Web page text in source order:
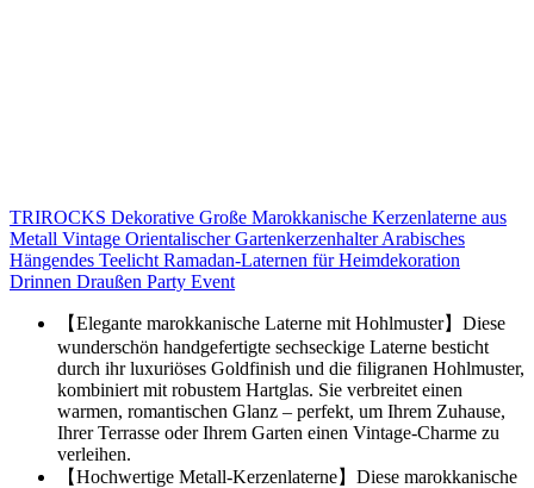
TRIROCKS Dekorative Große Marokkanische Kerzenlaterne aus
Metall Vintage Orientalischer Gartenkerzenhalter Arabisches
Hängendes Teelicht Ramadan-Laternen für Heimdekoration
Drinnen Draußen Party Event
【Elegante marokkanische Laterne mit Hohlmuster】Diese
wunderschön handgefertigte sechseckige Laterne besticht
durch ihr luxuriöses Goldfinish und die filigranen Hohlmuster,
kombiniert mit robustem Hartglas. Sie verbreitet einen
warmen, romantischen Glanz – perfekt, um Ihrem Zuhause,
Ihrer Terrasse oder Ihrem Garten einen Vintage-Charme zu
verleihen.
【Hochwertige Metall-Kerzenlaterne】Diese marokkanische